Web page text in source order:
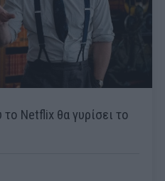
Netflix θα γυρίσει το